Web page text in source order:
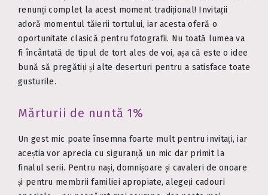
renunți complet la acest moment tradițional! Invitații
adoră momentul tăierii tortului, iar acesta oferă o
oportunitate clasică pentru fotografii. Nu toată lumea va
fi încântată de tipul de tort ales de voi, așa că este o idee
bună să pregătiți și alte deserturi pentru a satisface toate
gusturile.
Mărturii de nuntă 1%
Un gest mic poate însemna foarte mult pentru invitați, iar
aceștia vor aprecia cu siguranță un mic dar primit la
finalul serii. Pentru nași, domnișoare și cavaleri de onoare
și pentru membrii familiei apropiate, alegeți cadouri